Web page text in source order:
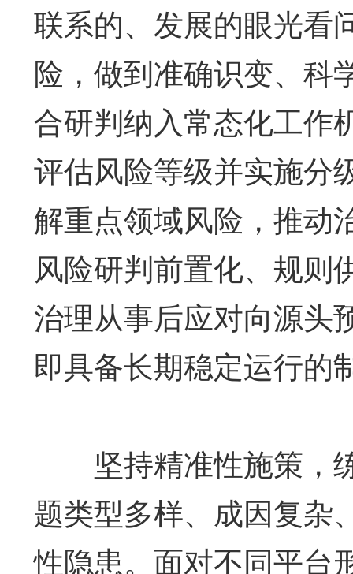
联系的、发展的眼光看
险，做到准确识变、科
合研判纳入常态化工作
评估风险等级并实施分
解重点领域风险，推动
风险研判前置化、规则
治理从事后应对向源头
即具备长期稳定运行的
坚持精准性施策，练
题类型多样、成因复杂
性隐患。面对不同平台